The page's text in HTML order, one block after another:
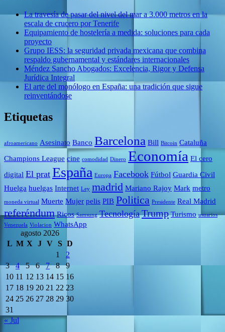
La travesía de pasar del nivel del mar a 3.000 metros en la
escala de crucero por Tenerife
Equipamiento de hostelería a medida: soluciones para cada
proyecto
Grupo IESS: la seguridad privada mexicana que combina
respaldo gubernamental y estándares internacionales
Méndez Sancho Abogados: Excelencia, Rigor y Defensa
Jurídica Integral
El arte del monólogo en España: una tradición que sigue
reinventándose
Etiquetas
afroamericano Asesinato Banco Barcelona Bill Bitcoin Cataluña
Champions League cine comodidad Dinero Economía El cero
digital El prat España Europa Facebook Fútbol Guardia Civil
Huelga huelgas Internet Ley madrid Mariano Rajoy Mark metro
moneda virtual Muerte Mujer pelis PIB Politica Presidente Real Madrid
referéndum Ricos Samsung Tecnología Trump Turismo usuarios
Venezuela Violacion WhatsApp
agosto 2026
L M X J V S D
1
2
3
4 5 6 7 8
9
10 11 12 13 14 15 16
17 18 19 20 21 22 23
24 25 26 27 28 29 30
31
« Jul